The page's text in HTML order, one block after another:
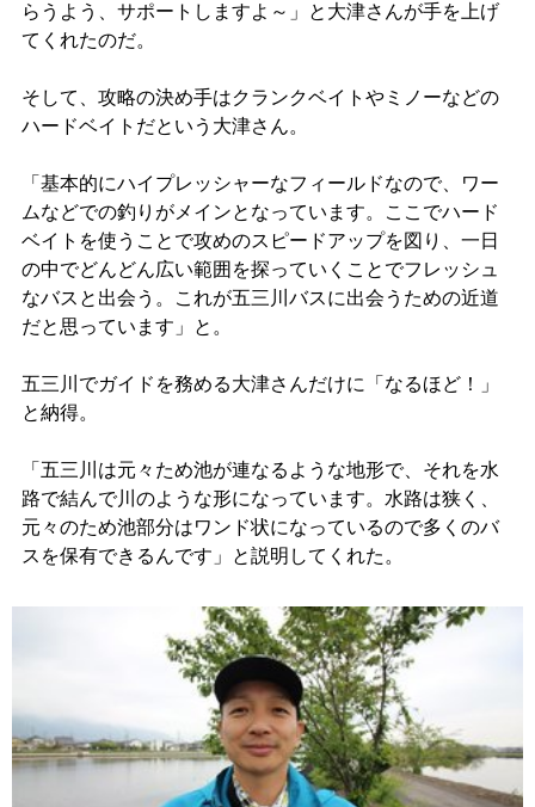
らうよう、サポートしますよ～」と大津さんが手を上げ
てくれたのだ。
そして、攻略の決め手はクランクベイトやミノーなどの
ハードベイトだという大津さん。
「基本的にハイプレッシャーなフィールドなので、ワー
ムなどでの釣りがメインとなっています。ここでハード
ベイトを使うことで攻めのスピードアップを図り、一日
の中でどんどん広い範囲を探っていくことでフレッシュ
なバスと出会う。これが五三川バスに出会うための近道
だと思っています」と。
五三川でガイドを務める大津さんだけに「なるほど！」
と納得。
「五三川は元々ため池が連なるような地形で、それを水
路で結んで川のような形になっています。水路は狭く、
元々のため池部分はワンド状になっているので多くのバ
スを保有できるんです」と説明してくれた。